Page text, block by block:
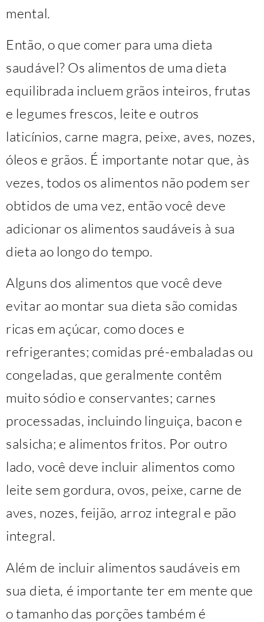
mental.
Então, o que comer para uma dieta
saudável? Os alimentos de uma dieta
equilibrada incluem grãos inteiros, frutas
e legumes frescos, leite e outros
laticínios, carne magra, peixe, aves, nozes,
óleos e grãos. É importante notar que, às
vezes, todos os alimentos não podem ser
obtidos de uma vez, então você deve
adicionar os alimentos saudáveis à sua
dieta ao longo do tempo.
Alguns dos alimentos que você deve
evitar ao montar sua dieta são comidas
ricas em açúcar, como doces e
refrigerantes; comidas pré-embaladas ou
congeladas, que geralmente contêm
muito sódio e conservantes; carnes
processadas, incluindo linguiça, bacon e
salsicha; e alimentos fritos. Por outro
lado, você deve incluir alimentos como
leite sem gordura, ovos, peixe, carne de
aves, nozes, feijão, arroz integral e pão
integral.
Além de incluir alimentos saudáveis em
sua dieta, é importante ter em mente que
o tamanho das porções também é